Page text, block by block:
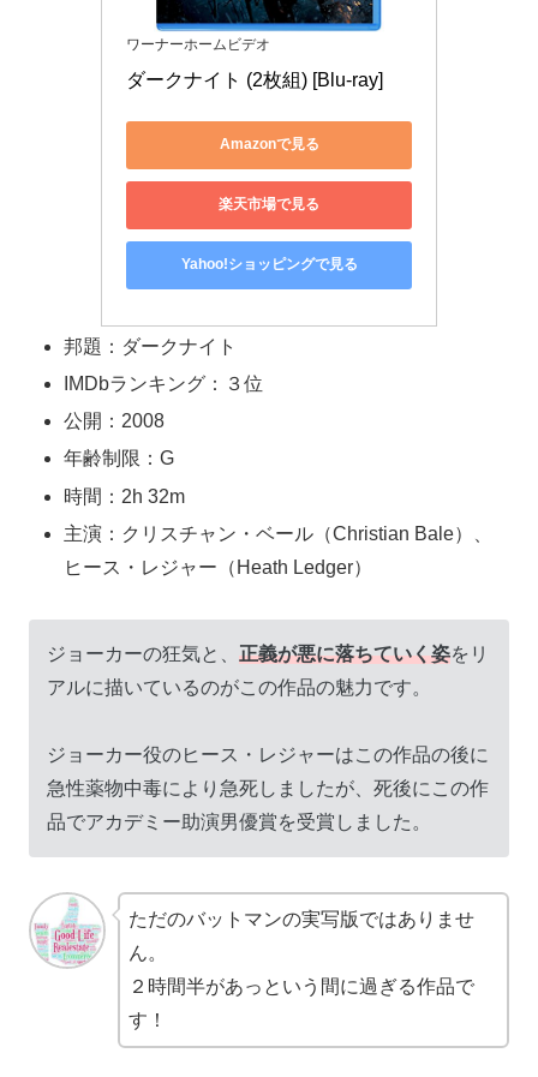
ワーナーホームビデオ
ダークナイト (2枚組) [Blu-ray]
Amazonで見る
楽天市場で見る
Yahoo!ショッピングで見る
邦題：ダークナイト
IMDbランキング：３位
公開：2008
年齢制限：G
時間：2h 32m
主演：クリスチャン・ベール（Christian Bale）、
ヒース・レジャー（Heath Ledger）
ジョーカーの狂気と、 正義が悪に落ちていく姿をリ
アルに描いているのがこの作品の魅力です。
ジョーカー役のヒース・レジャーはこの作品の後に
急性薬物中毒により急死しましたが、死後にこの作
品でアカデミー助演男優賞を受賞しました。
ただのバットマンの実写版ではありませ
ん。
２時間半があっという間に過ぎる作品で
す！